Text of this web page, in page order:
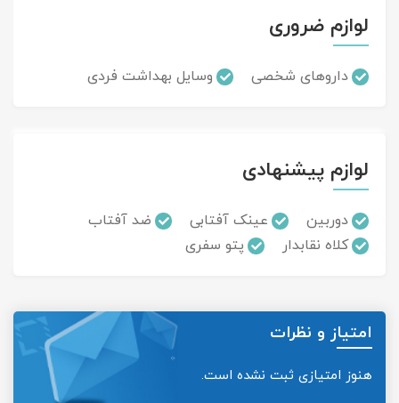
لوازم ضروری
داروهای شخصی وسایل بهداشت فردی
لوازم پیشنهادی
دوربین عینک آفتابی
ضد آفتاب
کلاه نقابدار
پتو سفری
امتیاز و نظرات
هنوز امتیازی ثبت نشده است.